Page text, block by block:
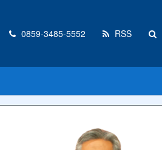
0859-3485-5552 RSS